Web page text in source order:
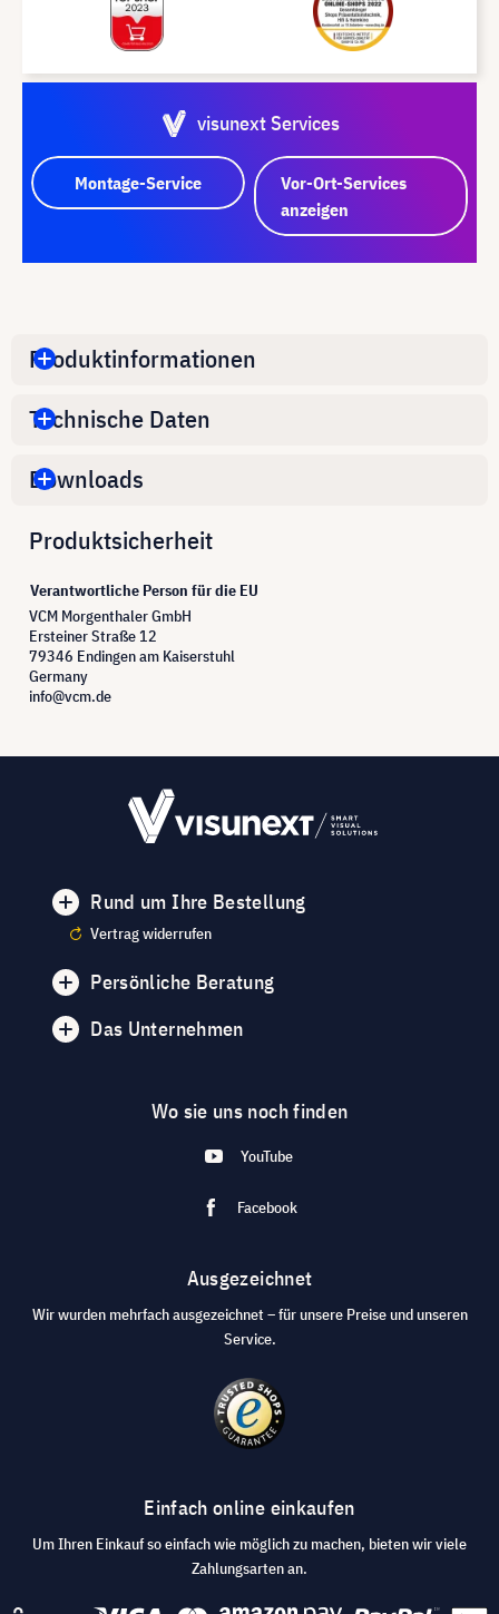
visunext Services
Montage-Service
Vor-Ort-Services
anzeigen
Produktinformationen
Technische Daten
Downloads
Produktsicherheit
Verantwortliche Person für die EU
VCM Morgenthaler GmbH
Ersteiner Straße 12
79346 Endingen am Kaiserstuhl
Germany
info@vcm.de
Rund um Ihre Bestellung
Vertrag widerrufen
Persönliche Beratung
Das Unternehmen
Wo sie uns noch finden
YouTube
Facebook
Ausgezeichnet
Wir wurden mehrfach ausgezeichnet – für unsere Preise und unseren
Service.
Einfach online einkaufen
Um Ihren Einkauf so einfach wie möglich zu machen, bieten wir viele
Zahlungsarten an.